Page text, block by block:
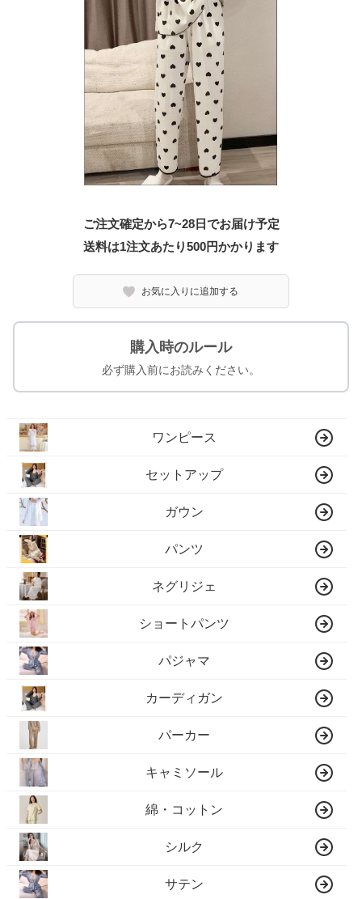
ご注文確定から7~28日でお届け予定
送料は1注文あたり500円かかります
お気に入りに追加する
購入時のルール
必ず購入前にお読みください。
ワンピース
セットアップ
ガウン
パンツ
ネグリジェ
ショートパンツ
パジャマ
カーディガン
パーカー
キャミソール
綿・コットン
シルク
サテン